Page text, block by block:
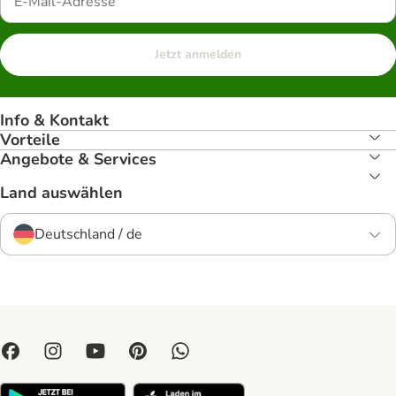
Jetzt anmelden
Info & Kontakt
Vorteile
Angebote & Services
Land auswählen
Deutschland / de